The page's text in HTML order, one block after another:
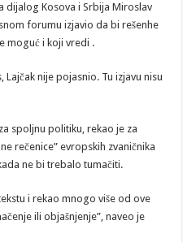
dijalog Kosova i Srbija Miroslav
forumu izjavio da bi rešenhe
moguć i koji vredi .
nije pojasnio. Tu izjavu nisu
spoljnu politiku, rekao je za
rečenice” evropskih zvaničnika
ne bi trebalo tumačiti.
i rekao mnogo više od ove
ili objašnjenje”, naveo je